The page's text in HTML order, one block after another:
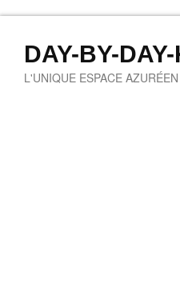
DAY-BY-
L'UNIQUE ESPACE